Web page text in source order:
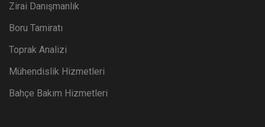
Zirai Danışmanlık
Boru Tamiratı
Toprak Analizi
Mühendislik Hizmetleri
Bahçe Bakım Hizmetleri